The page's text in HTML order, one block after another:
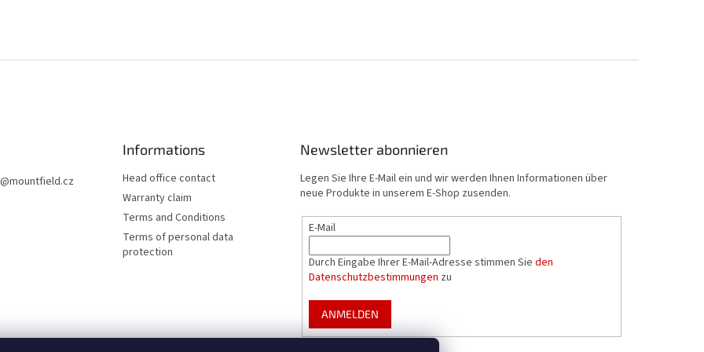
@mountfield.cz
Informations
Head office contact
Warranty claim
Terms and Conditions
Terms of personal data
protection
Newsletter abonnieren
Legen Sie Ihre E-Mail ein und wir werden Ihnen Informationen über
neue Produkte in unserem E-Shop zusenden.
E-Mail
Durch Eingabe Ihrer E-Mail-Adresse stimmen Sieden
Datenschutzbestimmungen zu
ANMELDEN